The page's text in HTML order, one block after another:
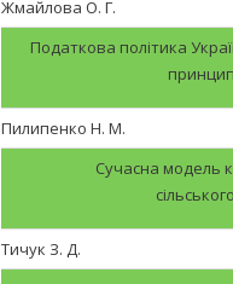
Жмайлова О. Г.
Податкова політика
Пилипенко Н. М.
Сучасна модель
Тичук З. Д.